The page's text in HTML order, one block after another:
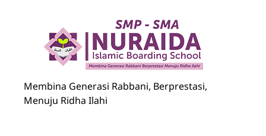
Nuraida Islamic Boarding School
Membina Generasi Rabbani, Berprestasi,
Menuju Ridha Ilahi